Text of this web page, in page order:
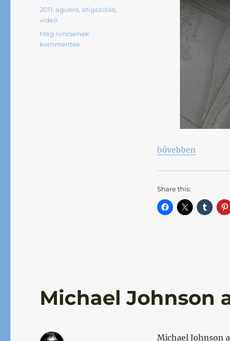
„Az év igazolása!”
bővebben
Share this:
Címke
2011,agüero,átigazolás,
videó
Még nincsenek
kommentek
Michael Johnson
Michael Johnson